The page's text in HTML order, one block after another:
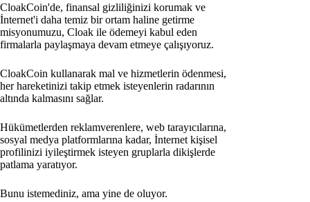
CloakCoin'de, finansal gizliliğinizi korumak ve
İnternet'i daha temiz bir ortam haline getirme
misyonumuzu, Cloak ile ödemeyi kabul eden
firmalarla paylaşmaya devam etmeye çalışıyoruz.
CloakCoin kullanarak mal ve hizmetlerin ödenmesi,
her hareketinizi takip etmek isteyenlerin radarının
altında kalmasını sağlar.
Hükümetlerden reklamverenlere, web tarayıcılarına,
sosyal medya platformlarına kadar, İnternet kişisel
profilinizi iyileştirmek isteyen gruplarla dikişlerde
patlama yaratıyor.
Bunu istemediniz, ama yine de oluyor.